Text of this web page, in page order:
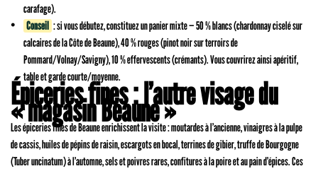
carafage).
Conseil : si vous débutez, constituez un panier mixte — 50 % blancs (chardonnay ciselé sur
calcaires de la Côte de Beaune), 40 % rouges (pinot noir sur terroirs de
Pommard/Volnay/Savigny), 10 % effervescents (crémants). Vous couvrirez ainsi apéritif,
table et garde courte/moyenne.
Épiceries fines : l’autre visage du
« magasin Beaune »
Les épiceries fines de Beaune enrichissent la visite : moutardes à l’ancienne, vinaigres à la pulpe
de cassis, huiles de pépins de raisin, escargots en bocal, terrines de gibier, truffe de Bourgogne
(Tuber uncinatum) à l’automne, sels et poivres rares, confitures à la poire et au pain d’épices. Ces